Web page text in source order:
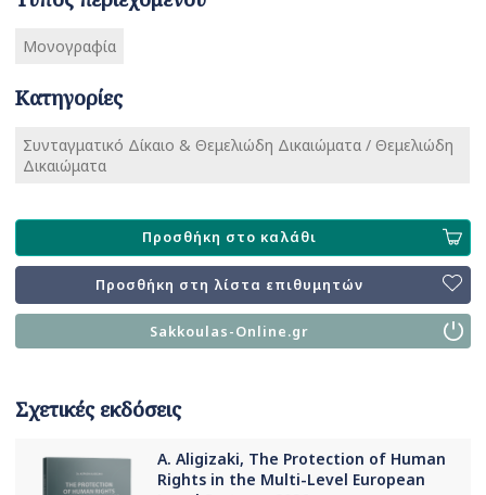
Μονογραφία
Κατηγορίες
Συνταγματικό Δίκαιο & Θεμελιώδη Δικαιώματα / Θεμελιώδη
Δικαιώματα
Προσθήκη στο καλάθι
Προσθήκη στη λίστα επιθυμητών
Sakkoulas-Online.gr
Σχετικές εκδόσεις
A. Aligizaki, The Protection of Human
Rights in the Multi-Level European